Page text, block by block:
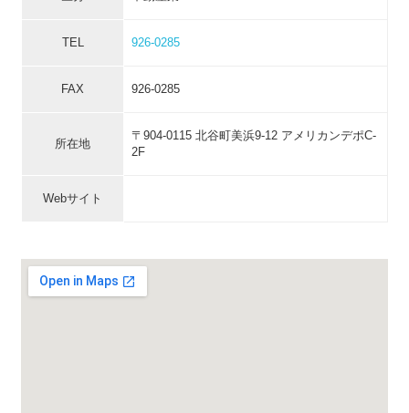
TEL 926-0285
FAX 926-0285
所在地
〒904-0115 北谷町美浜9-12 アメリカンデポC-
2F
Webサイト